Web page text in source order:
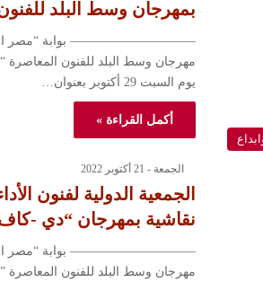
بمهرجان وسط البلد
—————————— بوابة “مصر
مهرجان وسط البلد للفنون
يوم السبت 29 أكتوبر بعنوان…
أكمل القراءة »
الجمعة - 21 أكتوبر 2022
الجمعية الدولية لفنون
نقاشية بمهرجان “دي -
—————————— بوابة “مصر